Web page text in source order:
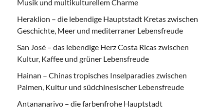
Musik und multikulturellem Charme
Heraklion – die lebendige Hauptstadt Kretas zwischen
Geschichte, Meer und mediterraner Lebensfreude
San José – das lebendige Herz Costa Ricas zwischen
Kultur, Kaffee und grüner Lebensfreude
Hainan – Chinas tropisches Inselparadies zwischen
Palmen, Kultur und südchinesischer Lebensfreude
Antananarivo – die farbenfrohe Hauptstadt